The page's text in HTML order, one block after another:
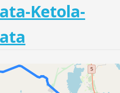
Ketola-